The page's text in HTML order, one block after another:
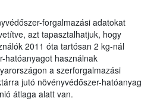
forgalmazási adatokat
azt tapasztalhatjuk, hogy
2011 óta tartósan 2 kg-nál
hatóanyagot használnak
a szerforgalmazási
jutó növényvédőszer-hatóanyag
átlaga alatt van.